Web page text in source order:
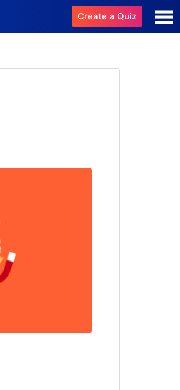
Create a Quiz